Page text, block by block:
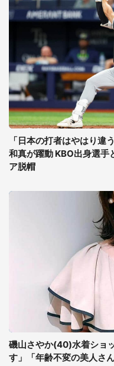
「日本の打者はやはり違
和真が躍動 KBO出身選手
ア脱帽
磯山さやか(40)水着ショ
す」「年齢不変の美人さん